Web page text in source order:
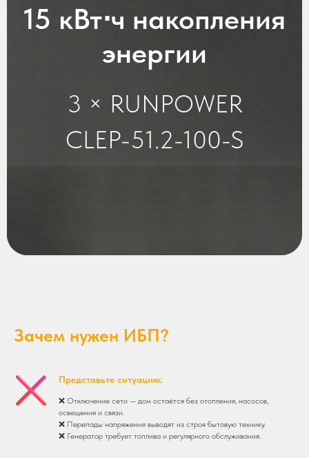
15 кВт⋅ч накопления
энергии
3 × RUNPOWER
CLEP-51.2-100-S
Зачем нужен ИБП?
Представьте ситуацию:
❌ Отключение сети — дом остаётся без отопления, насосов,
освещения и связи.
❌ Перепады напряжения выводят из строя бытовую технику.
❌ Генератор требует топлива и регулярного обслуживания.